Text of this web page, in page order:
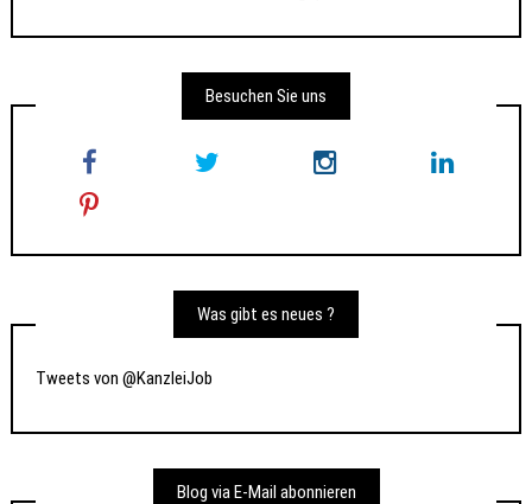
Besuchen Sie uns
Was gibt es neues ?
Tweets von @KanzleiJob
Blog via E-Mail abonnieren